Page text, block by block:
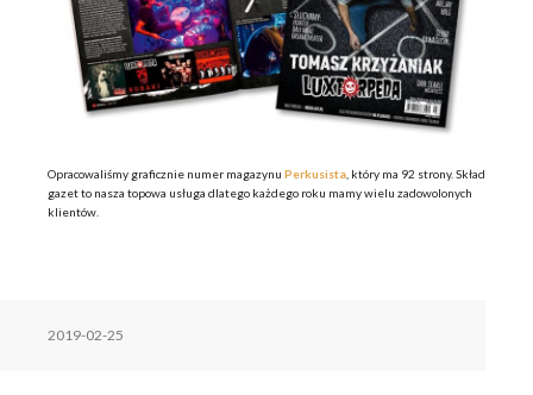
Opracowaliśmy graficznie numer magazynu Perkusista , który ma 92 strony. Skład
gazet to nasza topowa usługa dlatego każdego roku mamy wielu zadowolonych
klientów.
2019-02-25